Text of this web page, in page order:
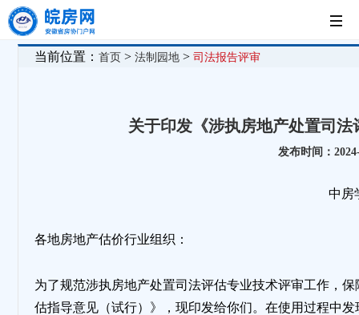
首
当前位置：首页 >法制园地 >司法报告评审
关于印发《涉执房地产处置司
发布时间：
中房
各地房地产估价行业组织：
为了规范涉执房地产处置司法评估专业技术评审工作，
估指导意见（试行）》，现印发给你们。在使用过程中